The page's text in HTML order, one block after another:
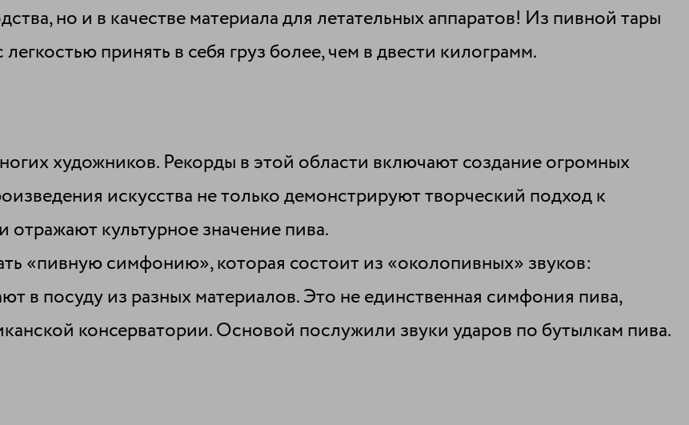
но и в качестве материала для летательных аппаратов! Из пивной тары
принять в себя груз более, чем в двести килограмм.
художников. Рекорды в этой области включают создание огромных
искусства не только демонстрируют творческий подход к
культурное значение пива.
«пивную симфонию», которая состоит из «околопивных» звуков:
в посуду из разных материалов. Это не единственная симфония пива,
консерватории. Основой послужили звуки ударов по бутылкам пива.